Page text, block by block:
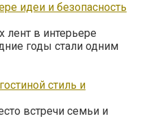
идеи и безопасность
лент в интерьере
годы стали одним
стиль и
встречи семьи и